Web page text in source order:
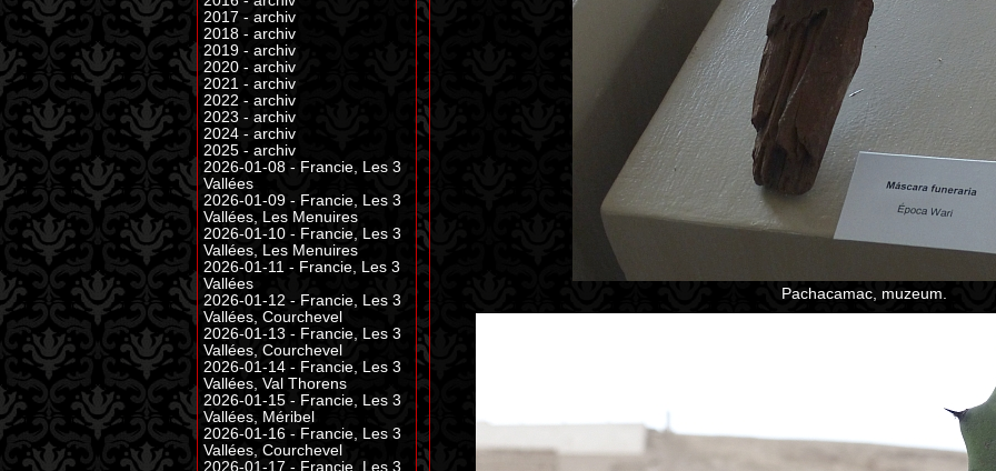
Pachacamac, muzeum.
2017 - archiv
2018 - archiv
2019 - archiv
2020 - archiv
2021 - archiv
2022 - archiv
2023 - archiv
2024 - archiv
2025 - archiv
2026-01-08 - Francie, Les 3
Vallées
2026-01-09 - Francie, Les 3
Vallées, Les Menuires
2026-01-10 - Francie, Les 3
Vallées, Les Menuires
2026-01-11 - Francie, Les 3
Vallées
2026-01-12 - Francie, Les 3
Vallées, Courchevel
2026-01-13 - Francie, Les 3
Vallées, Courchevel
2026-01-14 - Francie, Les 3
Vallées, Val Thorens
2026-01-15 - Francie, Les 3
Vallées, Méribel
2026-01-16 - Francie, Les 3
Vallées, Courchevel
2026-01-17 - Francie, Les 3